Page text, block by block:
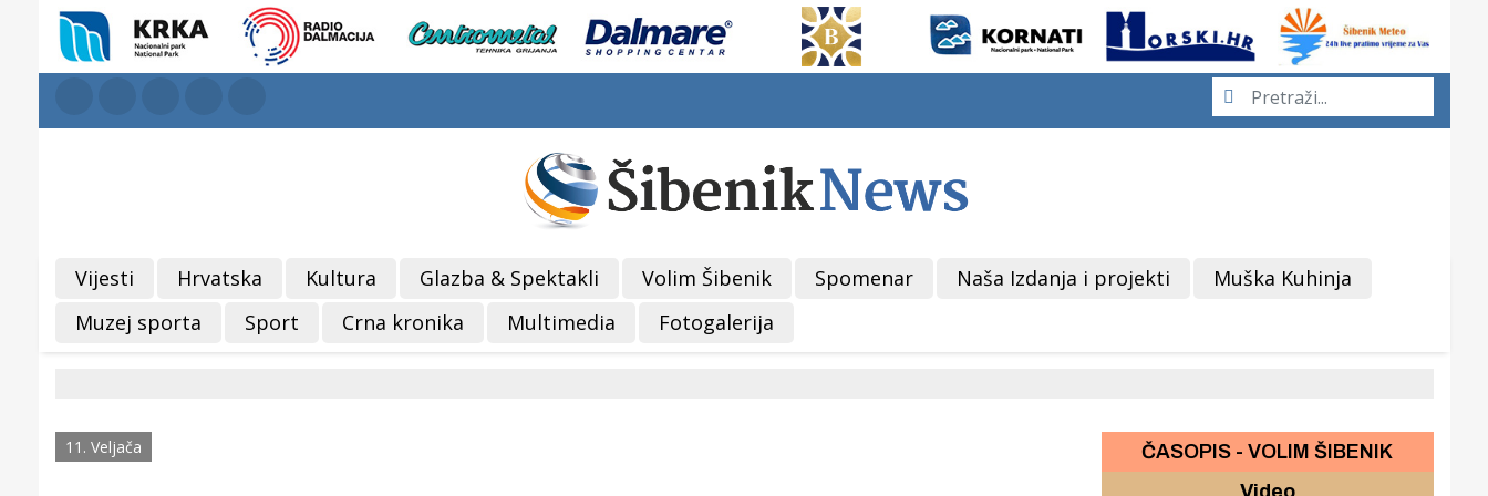
Vijesti Hrvatska Kultura Glazba & Spektakli Volim Šibenik Spomenar Naša Izdanja i projekti
Muška Kuhinja
Muzej sporta
Sport Crna kronika Multimedia Fotogalerija
11. Veljača
ČASOPIS - VOLIM ŠIBENIK
Video